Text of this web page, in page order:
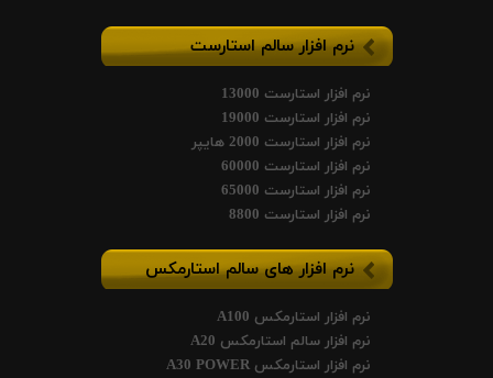
نرم افزار سالم استارست
نرم افزار استارست 13000
نرم افزار استارست 19000
نرم افزار استارست 2000 هایپر
نرم افزار استارست 60000
نرم افزار استارست 65000
نرم افزار استارست 8800
نرم افزار های سالم استارمکس
نرم افزار استارمکس A100
نرم افزار سالم استارمکس A20
نرم افزار استارمکس A30 POWER